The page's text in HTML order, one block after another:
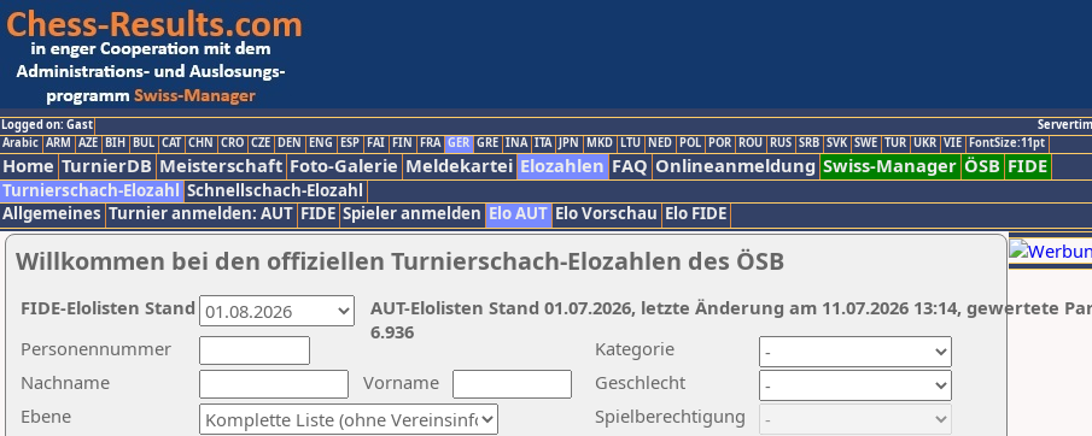
Logged on: Gast
Arabic ARM AZE BIH BUL CAT CHN CRO CZE DEN ENG ESP FAI FIN FRA GER GRE INA ITA JPN MKD LTU NED POL POR ROU RUS SRB SVK SWE TUR UKR VIE FontSize:11pt
Home TurnierDB Meisterschaft Foto-Galerie Meldekartei Elozahlen FAQ Onlineanmeldung Swiss-Manager ÖSB FIDE
Turnierschach-Elozahl Schnellschach-Elozahl
Allgemeines Turnier anmelden: AUT FIDE Spieler anmelden Elo AUT Elo Vorschau Elo FIDE
Willkommen bei den offiziellen Turnierschach-Elozahlen des ÖSB
Nachname
Vorname
Ebene
Kategorie
Personennummer
Geschlecht
Spielberechtigung
AUT-Elolisten Stand 01.07.2026, letzte Änderung am 11.07.2026 13:14, gewertete
6.936
FIDE-Elolisten Stand